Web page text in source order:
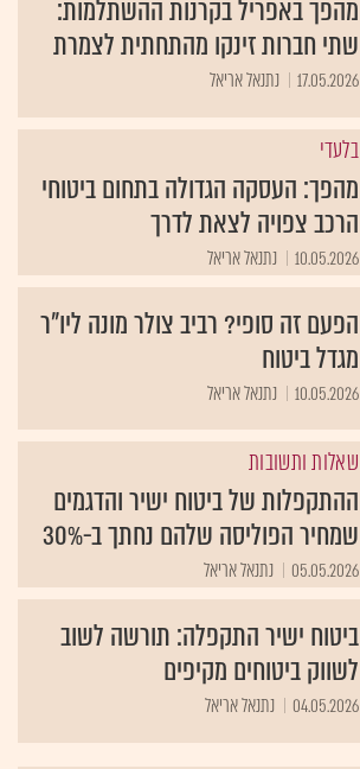
מהפך באפריל בקרנות ההשתלמות:
שתי חברות זינקו מהתחתית לצמרת
17.05.2026 נתנאל אריאל
בלעדי
מהפך: העסקה הגדולה בתחום ביטוחי
הרכב צפויה לצאת לדרך
10.05.2026 נתנאל אריאל
הפעם זה סופי? רביב צולר מונה ליו"ר
מגדל ביטוח
10.05.2026 נתנאל אריאל
שאלות ותשובות
ההתקפלות של ביטוח ישיר והדגמים
שמחיר הפוליסה שלהם נחתך ב-30%
05.05.2026 נתנאל אריאל
ביטוח ישיר התקפלה: תורשה לשוב
לשווק ביטוחים מקיפים
04.05.2026 נתנאל אריאל